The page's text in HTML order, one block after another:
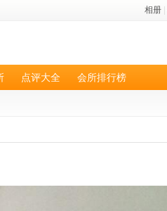
相册
点评大全 会所排行榜